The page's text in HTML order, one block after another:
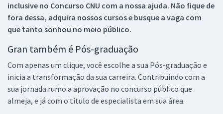
inclusive no Concurso CNU com a nossa ajuda. Não fique de
fora dessa, adquira nossos cursos e busque a vaga com
que tanto sonhou no meio público.
Gran também é Pós-graduação
Com apenas um clique, você escolhe a sua Pós-graduação e
inicia a transformação da sua carreira. Contribuindo com a
sua jornada rumo a aprovação no concurso público que
almeja, e já com o título de especialista em sua área.